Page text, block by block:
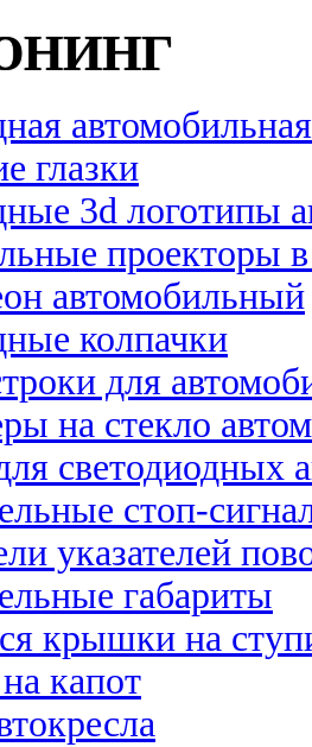
глазки
3d логотипы
проекторы
автомобильный
колпачки
для
на стекло
светодиодных
стоп-
указателей
габариты
крышки на
капот